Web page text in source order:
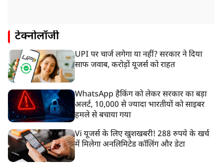
टेक्नोलॉजी
UPI पर चार्ज लगेगा या नहीं? सरकार ने दिया
साफ जवाब, करोड़ों यूजर्स को राहत
WhatsApp हैकिंग को लेकर सरकार का बड़ा
अलर्ट, 10,000 से ज्यादा भारतीयों को साइबर
हमले से बचाया गया
Vi यूजर्स के लिए खुशखबरी! 288 रुपये के खर्च
में मिलेगा अनलिमिटेड कॉलिंग और डेटा